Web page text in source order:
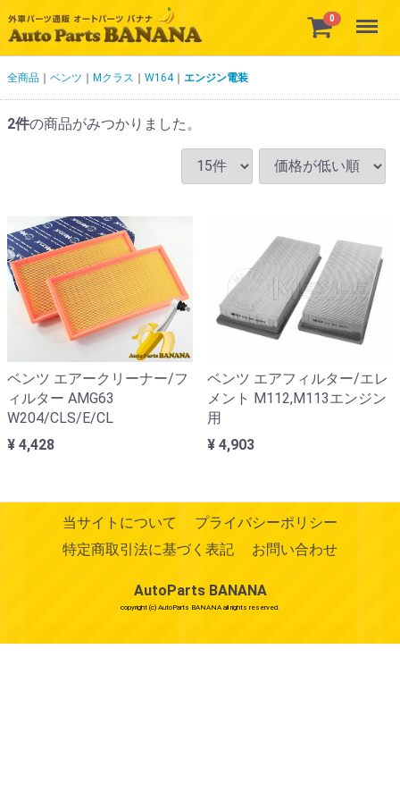
0 Menu
全商品 ベンツ Mクラス W164 エンジン電装
2件の商品がみつかりました。
ベンツ エアークリーナー/フ
ィルター AMG63
W204/CLS/E/CL
¥ 4,428
ベンツ エアフィルター/エレ
メント M112,M113エンジン
用
¥ 4,903
当サイトについて
プライバシーポリシー
特定商取引法に基づく表記
お問い合わせ
AutoParts BANANA
copyright (c) AutoParts BANANA all rights reserved.